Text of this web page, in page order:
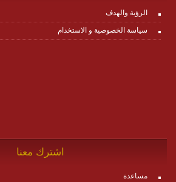
الرؤية والهدف
سياسة الخصوصية و الاستخدام
اشترك معنا
مساعدة